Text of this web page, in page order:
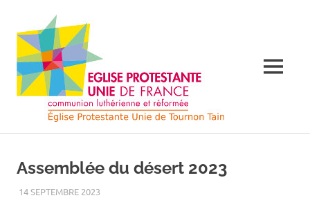
content
de
de
à
MENU
Assemblée du désert 2023
14 SEPTEMBRE 2023LUC ROUSSET
NON CLASSÃ©